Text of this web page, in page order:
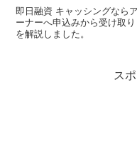
即日融資 キャッシングなら
ーナーへ申込みから受け取
を解説しました。
ス